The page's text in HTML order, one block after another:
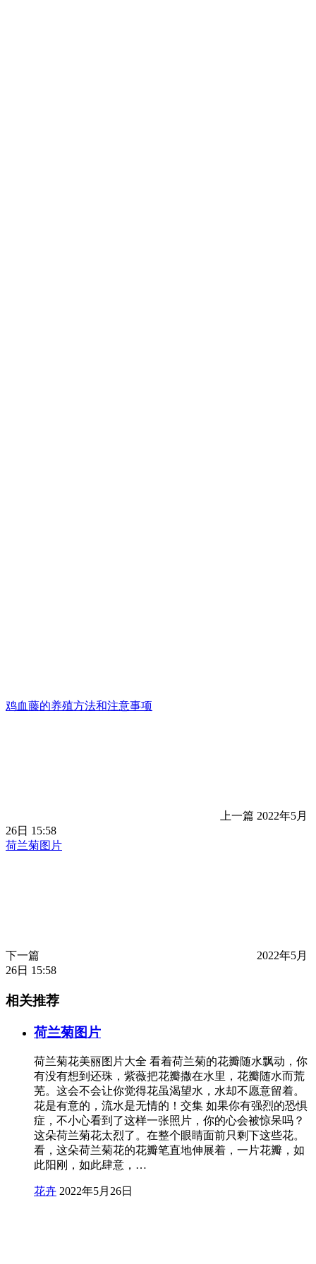
鸡血藤的养殖方法和注意事项
上一篇 2022年5月
26日 15:58
荷兰菊图片
下一篇
2022年5月
26日 15:58
相关推荐
荷兰菊图片
荷兰菊花美丽图片大全 看着荷兰菊的花瓣随水飘动，你
有没有想到还珠，紫薇把花瓣撒在水里，花瓣随水而荒
芜。这会不会让你觉得花虽渴望水，水却不愿意留着。
花是有意的，流水是无情的！交集 如果你有强烈的恐惧
症，不小心看到了这样一张照片，你的心会被惊呆吗？
这朵荷兰菊花太烈了。在整个眼睛面前只剩下这些花。
看，这朵荷兰菊花的花瓣笔直地伸展着，一片花瓣，如
此阳刚，如此肆意，…
花卉 2022年5月26日